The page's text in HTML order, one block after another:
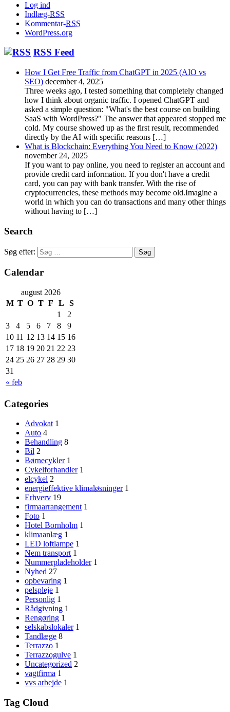
Log ind
Indlæg-RSS
Kommentar-RSS
WordPress.org
RSS Feed
How I Get Free Traffic from ChatGPT in 2025 (AIO vs
SEO) december 4, 2025
Three weeks ago, I tested something that completely changed
how I think about organic traffic. I opened ChatGPT and
asked a simple question: "What's the best course on building
SaaS with WordPress?" The answer that appeared stopped me
cold. My course showed up as the first result, recommended
directly by the AI with specific reasons […]
What is Blockchain: Everything You Need to Know (2022)
november 24, 2025
If you want to pay online, you need to register an account and
provide credit card information. If you don't have a credit
card, you can pay with bank transfer. With the rise of
cryptocurrencies, these methods may become old.Imagine a
world in which you can do transactions and many other things
without having to […]
Search
Søg efter:
Calendar
august 2026
M T O T F L S
« feb
1
2
3
4 5 6 7 8
9
10 11 12 13 14 15 16
17 18 19 20 21 22 23
24 25 26 27 28 29 30
31
Categories
Advokat 1
Auto 4
Behandling 8
Bil 2
Børnecykler 1
Cykelforhandler 1
elcykel 2
energieffektive klimaløsninger 1
Erhverv 19
firmaarrangement 1
Foto 1
Hotel Bornholm 1
klimaanlæg 1
LED loftlampe 1
Nem transport 1
Nummerpladeholder 1
Nyhed 27
opbevaring 1
pelspleje 1
Personlig 1
Rådgivning 1
Rengøring 1
selskabslokaler 1
Tandlæge 8
Terrazzo 1
Terrazzogulve 1
Uncategorized 2
vagtfirma 1
vvs arbejde 1
Tag Cloud